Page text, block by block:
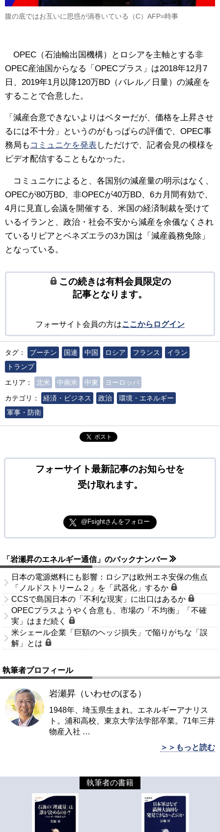
腹の底ではお互いに思惑が渦巻いている（C）AFP=時事
OPEC（石油輸出国機構）とロシアを主軸とする非
OPEC産油国からなる「OPECプラス」は2018年12月7
日、2019年1月以降120万BD（バレル／日量）の減産を
することで合意した。
「減産合意できないよりはベターだが、価格を上昇させ
るには不十分」というのがもっぱらの評価で、OPEC事
務局も コミュニケを発表 しただけで、記者会見の模様を
ビデオ配信することもなかった。
コミュニケによると、各国別の減産量の明示はなく、
OPECが80万BD、非OPECが40万BD、6カ月間有効で、
4月に見直し会議を開催する、米国の経済制裁を受けて
いるイランと、政治・社会不安から減産を余儀なくされ
ているリビアとベネズエラの3カ国は「減産義務免除」
となっている。
この続きは有料会員限定の
記事となります。
フォーサイト会員の方はここからログイン
タグ： プーチン 国連 中国 ロシア フランス
イラン
トランプ
エリア：
北米 中南米 中東
ヨーロッパ
カテゴリ：
経済・ビジネス 政治
環境・エネルギー
軍事・防衛
ポスト
フォーサイト最新記事のお知らせを
受け取れます。
@Fsightさんをフォロー
「岩瀬昇のエネルギー通信」のバックナンバー
日本の電源燃料にも影響：ロシアは欧州エネ安保の焦点
「ノルドストリーム２」を「武器化」するか
CCSで島国日本の「不利な現実」に出口はあるか
OPECプラスようやく合意も、市場の「不均衡」「不確
実」はまだ続く
米シェール企業「巨額のヘッジ損失」で陥りがちな「誤
解」とは
執筆者プロフィール
岩瀬昇（いわせのぼる）
1948年、埼玉県生まれ。エネルギーアナリス
ト。浦和高校、東京大学法学部卒業。71年三井
物産入社 …
＞＞もっと読む
執筆者の書籍